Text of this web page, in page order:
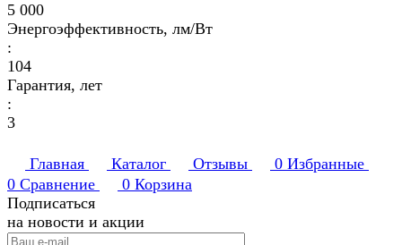
5 000
Энергоэффективность, лм/Вт
:
104
Гарантия, лет
:
3
Главная Каталог Отзывы 0 Избранные
0 Сравнение 0 Корзина
Подписаться
на новости и акции